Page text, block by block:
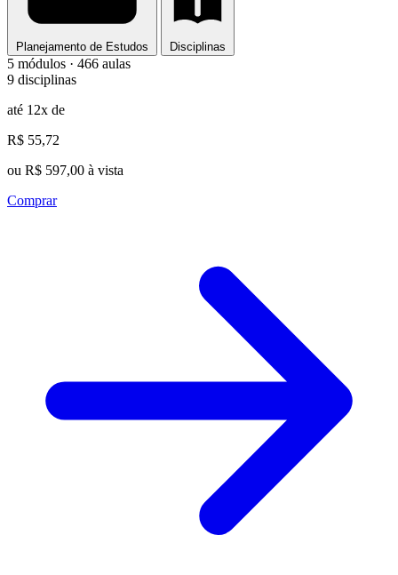
Planejamento de Estudos Disciplinas
5 módulos · 466 aulas
9 disciplinas
até 12x de
R$ 55,72
ou R$ 597,00 à vista
Comprar